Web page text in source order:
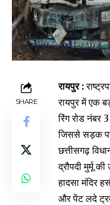
SHARE
रायपुर :
रायपुर में एक
रिंग रोड नंबर
जिससे सड़क
छत्तीसगढ़
द्रौपदी मुर्मू
हादसा मंदिर
और पेंट लदे